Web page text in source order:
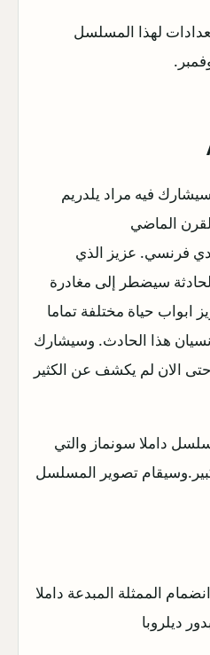
لهذا المسلسل
فيه مراد يلدريم
الماضي
فرنسي. عزيز الذي
سيضطر إلى مغادرة
ابواب حياة مختلفة تماما
هذا الحادث. وسيشارك
الان لم يكشف عن الكثير
داملا سونماز والتي
تصوير المسلسل
الممثلة المبدعة داملا
ديلروبا